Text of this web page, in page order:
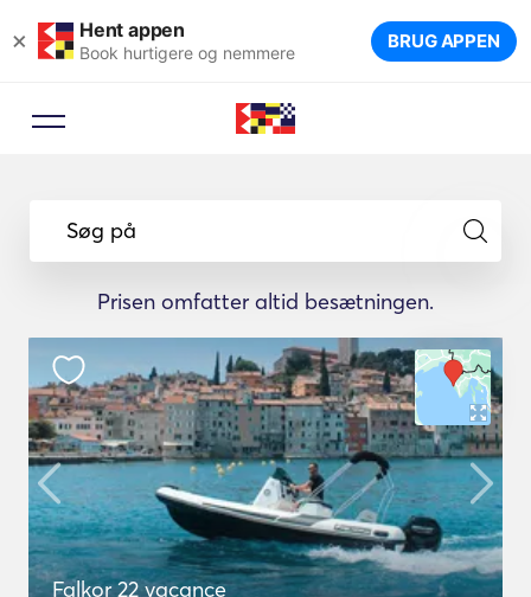
× Hent appen
Book hurtigere og nemmere BRUG APPEN
Søg på
Prisen omfatter altid besætningen.
Falkor 22 vacance